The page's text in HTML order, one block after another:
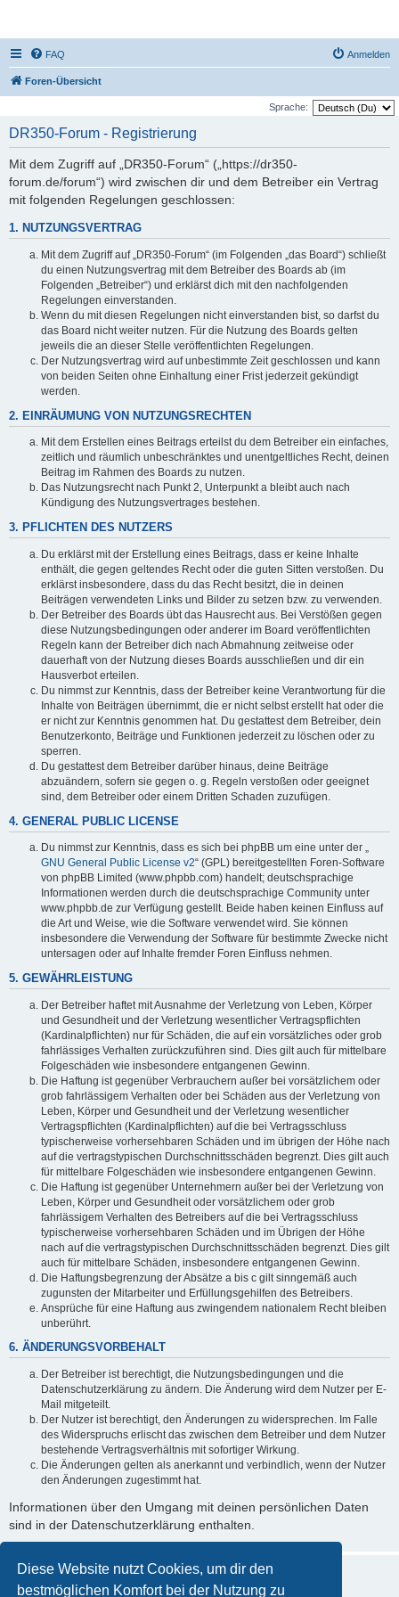
Diese Website nutzt Cookies, um dir den
bestmöglichen Komfort bei der Nutzung zu
FAQ Anmelden
Foren-Übersicht
Sprache:
DR350-Forum - Registrierung
Mit dem Zugriff auf „DR350-Forum“ („https://dr350-
forum.de/forum“) wird zwischen dir und dem Betreiber ein Vertrag
mit folgenden Regelungen geschlossen:
1. NUTZUNGSVERTRAG
Mit dem Zugriff auf „DR350-Forum“ (im Folgenden „das Board“) schließt
du einen Nutzungsvertrag mit dem Betreiber des Boards ab (im
Folgenden „Betreiber“) und erklärst dich mit den nachfolgenden
Regelungen einverstanden.
Wenn du mit diesen Regelungen nicht einverstanden bist, so darfst du
das Board nicht weiter nutzen. Für die Nutzung des Boards gelten
jeweils die an dieser Stelle veröffentlichten Regelungen.
Der Nutzungsvertrag wird auf unbestimmte Zeit geschlossen und kann
von beiden Seiten ohne Einhaltung einer Frist jederzeit gekündigt
werden.
2. EINRÄUMUNG VON NUTZUNGSRECHTEN
Mit dem Erstellen eines Beitrags erteilst du dem Betreiber ein einfaches,
zeitlich und räumlich unbeschränktes und unentgeltliches Recht, deinen
Beitrag im Rahmen des Boards zu nutzen.
Das Nutzungsrecht nach Punkt 2, Unterpunkt a bleibt auch nach
Kündigung des Nutzungsvertrages bestehen.
3. PFLICHTEN DES NUTZERS
Du erklärst mit der Erstellung eines Beitrags, dass er keine Inhalte
enthält, die gegen geltendes Recht oder die guten Sitten verstoßen. Du
erklärst insbesondere, dass du das Recht besitzt, die in deinen
Beiträgen verwendeten Links und Bilder zu setzen bzw. zu verwenden.
Der Betreiber des Boards übt das Hausrecht aus. Bei Verstößen gegen
diese Nutzungsbedingungen oder anderer im Board veröffentlichten
Regeln kann der Betreiber dich nach Abmahnung zeitweise oder
dauerhaft von der Nutzung dieses Boards ausschließen und dir ein
Hausverbot erteilen.
Du nimmst zur Kenntnis, dass der Betreiber keine Verantwortung für die
Inhalte von Beiträgen übernimmt, die er nicht selbst erstellt hat oder die
er nicht zur Kenntnis genommen hat. Du gestattest dem Betreiber, dein
Benutzerkonto, Beiträge und Funktionen jederzeit zu löschen oder zu
sperren.
Du gestattest dem Betreiber darüber hinaus, deine Beiträge
abzuändern, sofern sie gegen o. g. Regeln verstoßen oder geeignet
sind, dem Betreiber oder einem Dritten Schaden zuzufügen.
4. GENERAL PUBLIC LICENSE
Du nimmst zur Kenntnis, dass es sich bei phpBB um eine unter der „
GNU General Public License v2“ (GPL) bereitgestellten Foren-Software
von phpBB Limited (www.phpbb.com) handelt; deutschsprachige
Informationen werden durch die deutschsprachige Community unter
www.phpbb.de zur Verfügung gestellt. Beide haben keinen Einfluss auf
die Art und Weise, wie die Software verwendet wird. Sie können
insbesondere die Verwendung der Software für bestimmte Zwecke nicht
untersagen oder auf Inhalte fremder Foren Einfluss nehmen.
5. GEWÄHRLEISTUNG
Der Betreiber haftet mit Ausnahme der Verletzung von Leben, Körper
und Gesundheit und der Verletzung wesentlicher Vertragspflichten
(Kardinalpflichten) nur für Schäden, die auf ein vorsätzliches oder grob
fahrlässiges Verhalten zurückzuführen sind. Dies gilt auch für mittelbare
Folgeschäden wie insbesondere entgangenen Gewinn.
Die Haftung ist gegenüber Verbrauchern außer bei vorsätzlichem oder
grob fahrlässigem Verhalten oder bei Schäden aus der Verletzung von
Leben, Körper und Gesundheit und der Verletzung wesentlicher
Vertragspflichten (Kardinalpflichten) auf die bei Vertragsschluss
typischerweise vorhersehbaren Schäden und im übrigen der Höhe nach
auf die vertragstypischen Durchschnittsschäden begrenzt. Dies gilt auch
für mittelbare Folgeschäden wie insbesondere entgangenen Gewinn.
Die Haftung ist gegenüber Unternehmern außer bei der Verletzung von
Leben, Körper und Gesundheit oder vorsätzlichem oder grob
fahrlässigem Verhalten des Betreibers auf die bei Vertragsschluss
typischerweise vorhersehbaren Schäden und im Übrigen der Höhe
nach auf die vertragstypischen Durchschnittsschäden begrenzt. Dies gilt
auch für mittelbare Schäden, insbesondere entgangenen Gewinn.
Die Haftungsbegrenzung der Absätze a bis c gilt sinngemäß auch
zugunsten der Mitarbeiter und Erfüllungsgehilfen des Betreibers.
Ansprüche für eine Haftung aus zwingendem nationalem Recht bleiben
unberührt.
6. ÄNDERUNGSVORBEHALT
Der Betreiber ist berechtigt, die Nutzungsbedingungen und die
Datenschutzerklärung zu ändern. Die Änderung wird dem Nutzer per E-
Mail mitgeteilt.
Der Nutzer ist berechtigt, den Änderungen zu widersprechen. Im Falle
des Widerspruchs erlischt das zwischen dem Betreiber und dem Nutzer
bestehende Vertragsverhältnis mit sofortiger Wirkung.
Die Änderungen gelten als anerkannt und verbindlich, wenn der Nutzer
den Änderungen zugestimmt hat.
Informationen über den Umgang mit deinen persönlichen Daten
sind in der Datenschutzerklärung enthalten.